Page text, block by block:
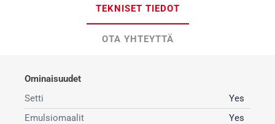
TEKNISET TIEDOT
OTA YHTEYTTÄ
Ominaisuudet
Setti
Yes
Emulsiomaalit
Yes